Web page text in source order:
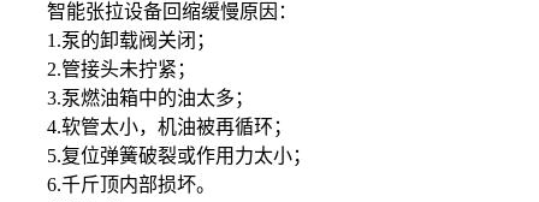
智能张拉设备回缩缓慢原因：
1.泵的卸载阀关闭；
2.管接头未拧紧；
3.泵燃油箱中的油太多；
4.软管太小，机油被再循环；
5.复位弹簧破裂或作用力太小；
6.千斤顶内部损坏。